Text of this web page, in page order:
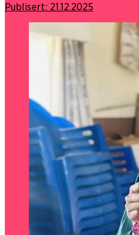
Publisert: 21.12.2025